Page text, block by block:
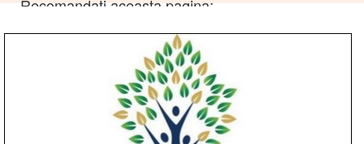
Recomandati aceasta pagina: